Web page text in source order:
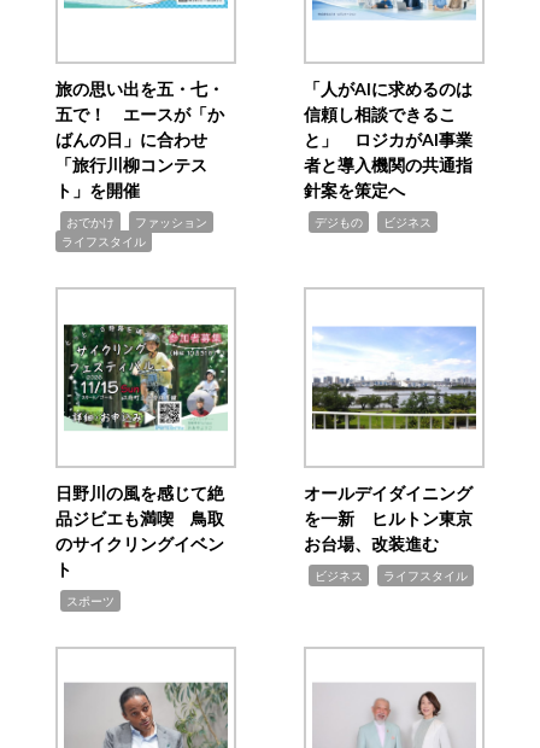
旅の思い出を五・七・
五で！ エースが「か
ばんの日」に合わせ
「旅行川柳コンテス
ト」を開催
おでかけ ファッション
ライフスタイル
「人がAIに求めるのは
信頼し相談できるこ
と」 ロジカがAI事業
者と導入機関の共通指
針案を策定へ
デジもの ビジネス
日野川の風を感じて絶
品ジビエも満喫 鳥取
のサイクリングイベン
ト
スポーツ
オールデイダイニング
を一新 ヒルトン東京
お台場、改装進む
ビジネス ライフスタイル